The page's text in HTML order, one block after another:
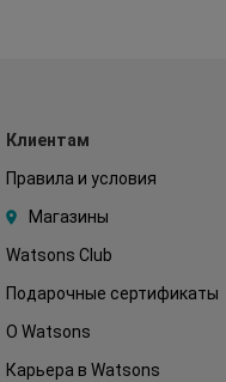
Клиентам
Правила и условия
Магазины
Watsons Club
Подарочные сертификаты
О Watsons
Карьера в Watsons